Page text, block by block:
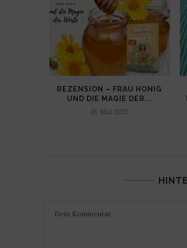
REZENSION – FRAU HONIG
UND DIE MAGIE DER...
15. Mai 2022